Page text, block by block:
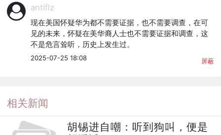
antiflz
现在美国怀疑华为都不需要证据，也不需要调查，在可
见的未来，怀疑在美华裔人士也不需要证据和调查，这
不是危言耸听，历史上发生过。
2025-07-25 18:08 屏蔽
相关新闻
胡锡进自嘲：听到狗叫，便是